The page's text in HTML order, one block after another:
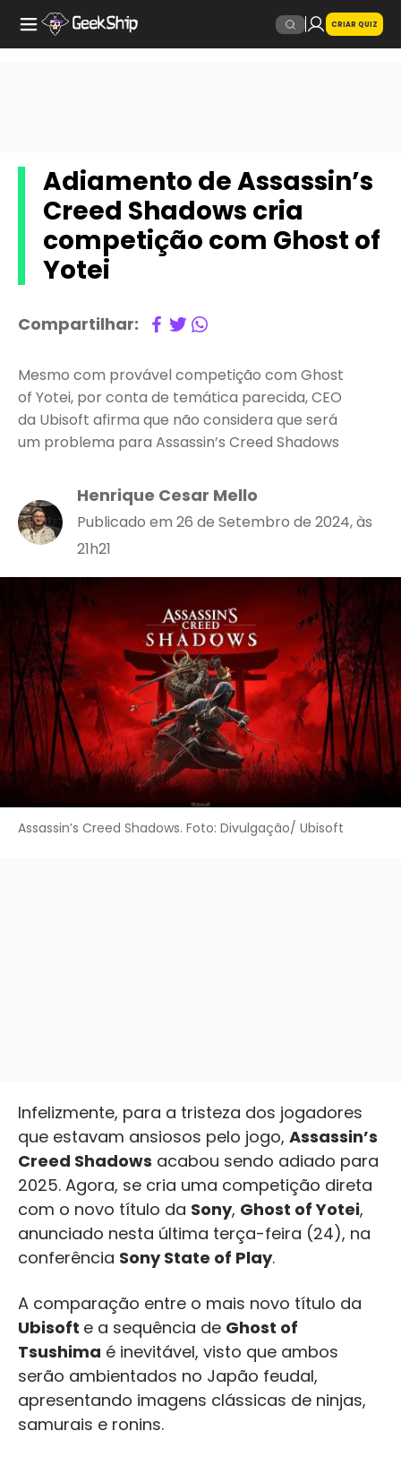
CRIAR QUIZ
Adiamento de Assassin’s
Creed Shadows cria
competição com Ghost of
Yotei
Compartilhar:
Mesmo com provável competição com Ghost
of Yotei, por conta de temática parecida, CEO
da Ubisoft afirma que não considera que será
um problema para Assassin’s Creed Shadows
Henrique Cesar Mello
Publicado em 26 de Setembro de 2024, às
21h21
Assassin’s Creed Shadows. Foto: Divulgação/ Ubisoft
Infelizmente, para a tristeza dos jogadores
que estavam ansiosos pelo jogo, Assassin’s
Creed Shadows acabou sendo adiado para
2025. Agora, se cria uma competição direta
com o novo título da Sony, Ghost of Yotei,
anunciado nesta última terça-feira (24), na
conferência Sony State of Play.
A comparação entre o mais novo título da
Ubisoft e a sequência de Ghost of
Tsushima é inevitável, visto que ambos
serão ambientados no Japão feudal,
apresentando imagens clássicas de ninjas,
samurais e ronins.